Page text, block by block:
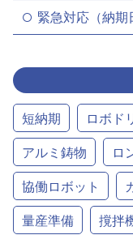
緊急対応（納期
短納期 ロボド
アルミ鋳物
ロ
協働ロボット
量産準備
撹拌